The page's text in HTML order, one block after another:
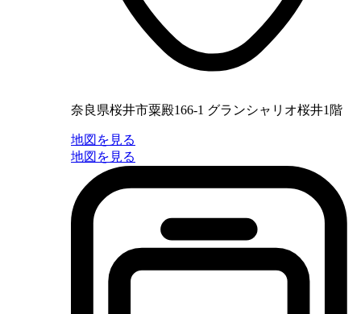
奈良県桜井市粟殿166-1 グランシャリオ桜井1階
地図を見る
地図を見る